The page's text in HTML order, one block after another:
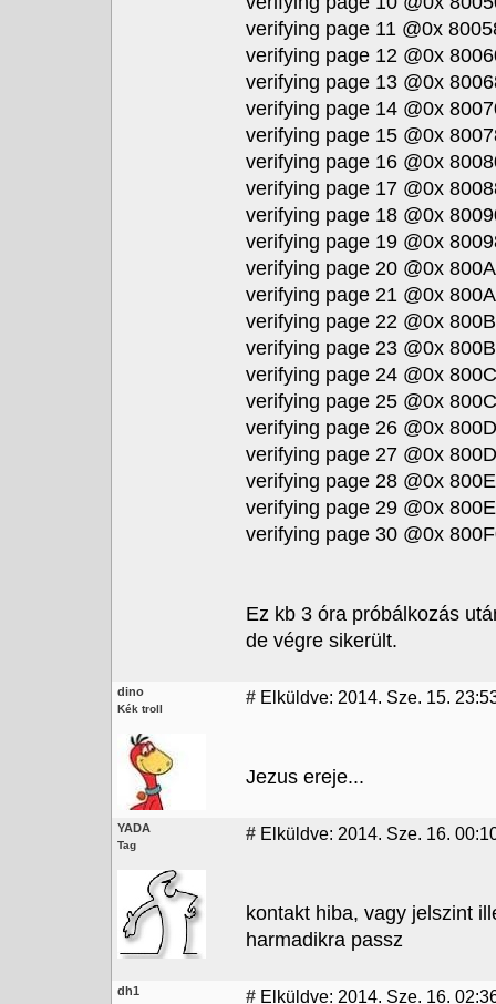
verifying page 11 @0x
verifying page 12 @0x
verifying page 13 @0x
verifying page 14 @0x
verifying page 15 @0x
verifying page 16 @0x
verifying page 17 @0x
verifying page 18 @0x
verifying page 19 @0x
verifying page 20 @0x
verifying page 21 @0x
verifying page 22 @0x
verifying page 23 @0x
verifying page 24 @0x
verifying page 25 @0x
verifying page 26 @0x
verifying page 27 @0x
verifying page 28 @0x
verifying page 29 @0x
verifying page 30 @0x
Ez kb 3 óra próbálkozás
de végre sikerült.
dino
Kék troll
# Elküldve: 2014. Sze. 15.
Jezus ereje...
YADA
Tag
# Elküldve: 2014. Sze. 16.
kontakt hiba, vagy jelszint
harmadikra passz
dh1 # Elküldve: 2014. Sze. 16.